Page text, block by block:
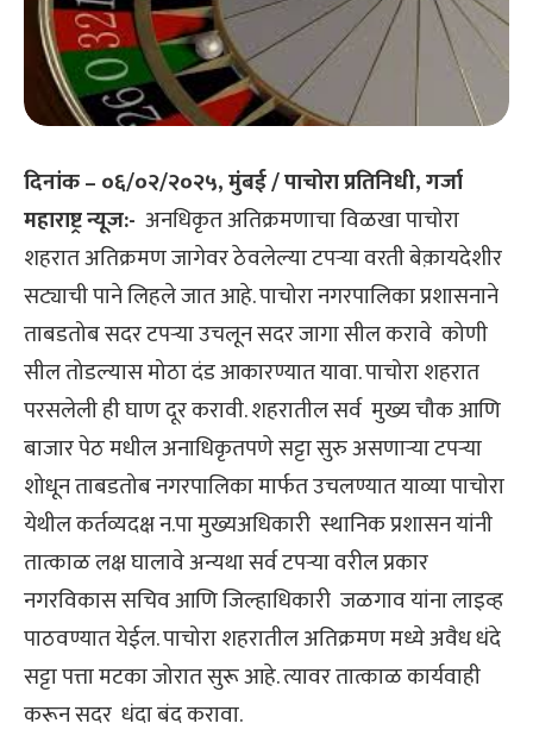
दिनांक – ०६/०२/२०२५, मुंबई / पाचोरा प्रतिनिधी, गर्जा
महाराष्ट्र न्यूज:- अनधिकृत अतिक्रमणाचा विळखा पाचोरा
शहरात अतिक्रमण जागेवर ठेवलेल्या टपऱ्या वरती बेक़ायदेशीर
सट्याची पाने लिहले जात आहे. पाचोरा नगरपालिका प्रशासनाने
ताबडतोब सदर टपऱ्या उचलून सदर जागा सील करावे कोणी
सील तोडल्यास मोठा दंड आकारण्यात यावा. पाचोरा शहरात
परसलेली ही घाण दूर करावी. शहरातील सर्व मुख्य चौक आणि
बाजार पेठ मधील अनाधिकृतपणे सट्टा सुरु असणाऱ्या टपऱ्या
शोधून ताबडतोब नगरपालिका मार्फत उचलण्यात याव्या पाचोरा
येथील कर्तव्यदक्ष न.पा मुख्यअधिकारी स्थानिक प्रशासन यांनी
तात्काळ लक्ष घालावे अन्यथा सर्व टपऱ्या वरील प्रकार
नगरविकास सचिव आणि जिल्हाधिकारी जळगाव यांना लाइव्ह
पाठवण्यात येईल. पाचोरा शहरातील अतिक्रमण मध्ये अवैध धंदे
सट्टा पत्ता मटका जोरात सुरू आहे. त्यावर तात्काळ कार्यवाही
करून सदर धंदा बंद करावा.